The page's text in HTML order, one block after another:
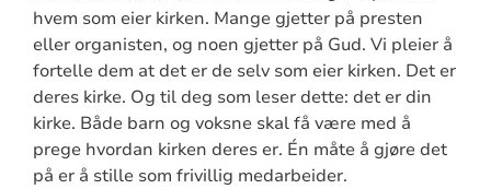
hvem som eier kirken. Mange gjetter på presten
eller organisten, og noen gjetter på Gud. Vi pleier å
fortelle dem at det er de selv som eier kirken. Det er
deres kirke. Og til deg som leser dette: det er din
kirke. Både barn og voksne skal få være med å
prege hvordan kirken deres er. Én måte å gjøre det
på er å stille som frivillig medarbeider.